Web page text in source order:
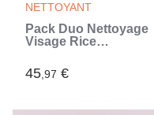
NETTOYANT
Pack Duo Nettoyage
Visage Rice
45,97 €